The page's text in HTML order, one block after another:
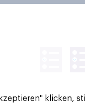
vorbehalten.
klicken,